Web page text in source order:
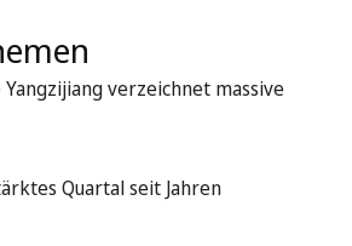
Yangzijiang verzeichnet massive
Quartal seit Jahren